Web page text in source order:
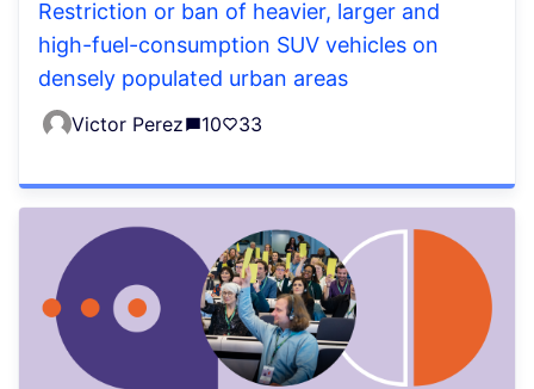
Restriction or ban of heavier, larger and
high-fuel-consumption SUV vehicles on
densely populated urban areas
Victor Perez 10 33